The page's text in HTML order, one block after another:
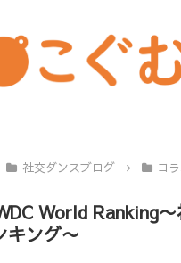
社交ダンスブログ コ
World Ranking
キング〜